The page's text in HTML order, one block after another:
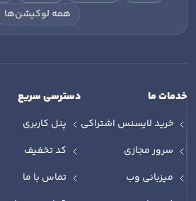
همه لوکیشن‌ها
خدمات ما
خرید لایسنس اشتراکی
سرور مجازی
میزبانی وب
دسترسی سریع
پنل کاربری
کد تخفیف
تماس با ما